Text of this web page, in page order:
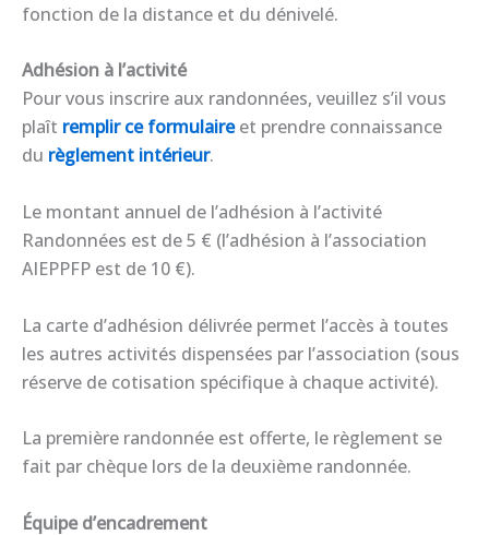
fonction de la distance et du dénivelé.
Adhésion à l’activité
Pour vous inscrire aux randonnées, veuillez s’il vous
plaît remplir ce formulaireet prendre connaissance
du règlement intérieur.
Le montant annuel de l’adhésion à l’activité
Randonnées est de 5 € (l’adhésion à l’association
AIEPPFP est de 10 €).
La carte d’adhésion délivrée permet l’accès à toutes
les autres activités dispensées par l’association (sous
réserve de cotisation spécifique à chaque activité).
La première randonnée est offerte, le règlement se
fait par chèque lors de la deuxième randonnée.
Équipe d’encadrement